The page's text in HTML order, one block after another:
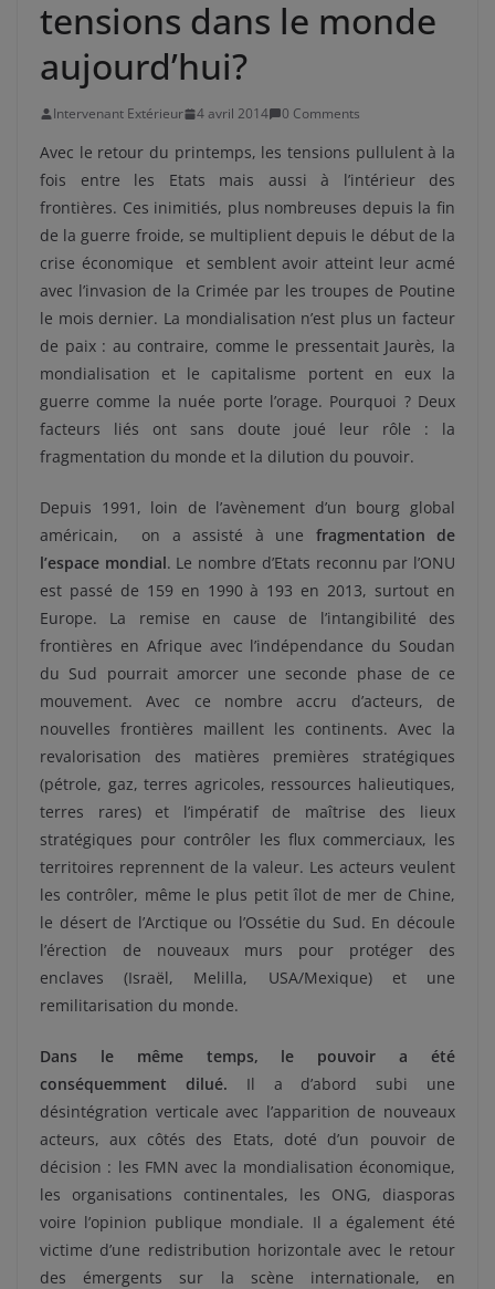
tensions dans le monde
aujourd’hui?
Intervenant Extérieur 4 avril 2014 0 Comments
Avec le retour du printemps, les tensions pullulent à la
fois entre les Etats mais aussi à l’intérieur des
frontières. Ces inimitiés, plus nombreuses depuis la fin
de la guerre froide, se multiplient depuis le début de la
crise économique et semblent avoir atteint leur acmé
avec l’invasion de la Crimée par les troupes de Poutine
le mois dernier. La mondialisation n’est plus un facteur
de paix : au contraire, comme le pressentait Jaurès, la
mondialisation et le capitalisme portent en eux la
guerre comme la nuée porte l’orage. Pourquoi ? Deux
facteurs liés ont sans doute joué leur rôle : la
fragmentation du monde et la dilution du pouvoir.
Depuis 1991, loin de l’avènement d’un bourg global
américain, on a assisté à une fragmentation de
l’espace mondial. Le nombre d’Etats reconnu par l’ONU
est passé de 159 en 1990 à 193 en 2013, surtout en
Europe. La remise en cause de l’intangibilité des
frontières en Afrique avec l’indépendance du Soudan
du Sud pourrait amorcer une seconde phase de ce
mouvement. Avec ce nombre accru d’acteurs, de
nouvelles frontières maillent les continents. Avec la
revalorisation des matières premières stratégiques
(pétrole, gaz, terres agricoles, ressources halieutiques,
terres rares) et l’impératif de maîtrise des lieux
stratégiques pour contrôler les flux commerciaux, les
territoires reprennent de la valeur. Les acteurs veulent
les contrôler, même le plus petit îlot de mer de Chine,
le désert de l’Arctique ou l’Ossétie du Sud. En découle
l’érection de nouveaux murs pour protéger des
enclaves (Israël, Melilla, USA/Mexique) et une
remilitarisation du monde.
Dans le même temps, le pouvoir a été
conséquemment dilué. Il a d’abord subi une
désintégration verticale avec l’apparition de nouveaux
acteurs, aux côtés des Etats, doté d’un pouvoir de
décision : les FMN avec la mondialisation économique,
les organisations continentales, les ONG, diasporas
voire l’opinion publique mondiale. Il a également été
victime d’une redistribution horizontale avec le retour
des émergents sur la scène internationale, en